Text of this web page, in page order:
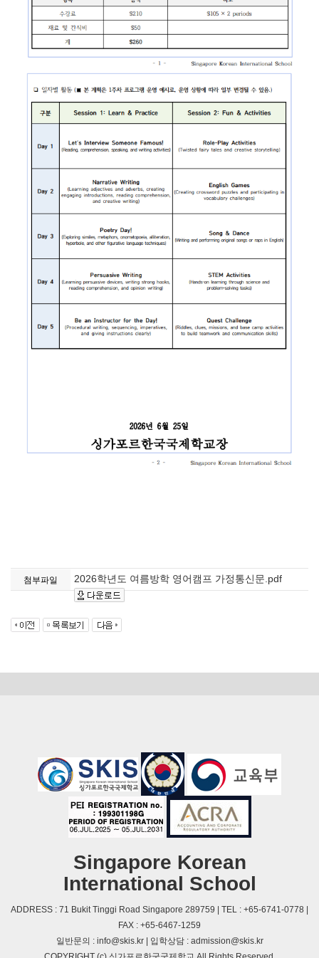
첨부파일 2026학년도 여름방학 영어캠프 가정통신문.pdf
Singapore Korean
International School
ADDRESS : 71 Bukit Tinggi Road Singapore 289759 | TEL : +65-6741-0778 |
FAX : +65-6467-1259
일반문의 : info@skis.kr | 입학상담 : admission@skis.kr